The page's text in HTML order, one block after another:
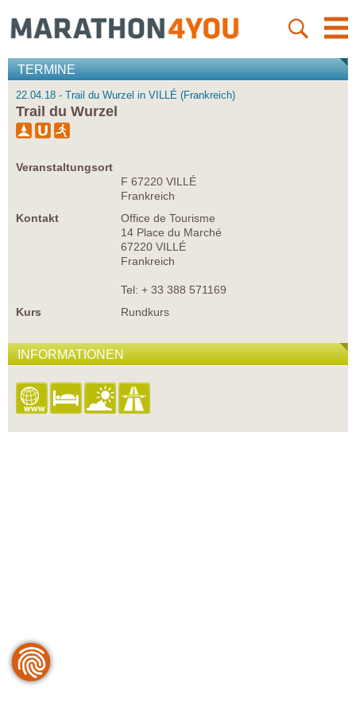
TERMINE
22.04.18 - Trail du Wurzel in VILLÉ (Frankreich)
Trail du Wurzel
Veranstaltungsort
F 67220 VILLÉ
Frankreich
Kontakt
Office de Tourisme
14 Place du Marché
67220 VILLÉ
Frankreich
Tel: + 33 388 571169
Kurs
Rundkurs
INFORMATIONEN